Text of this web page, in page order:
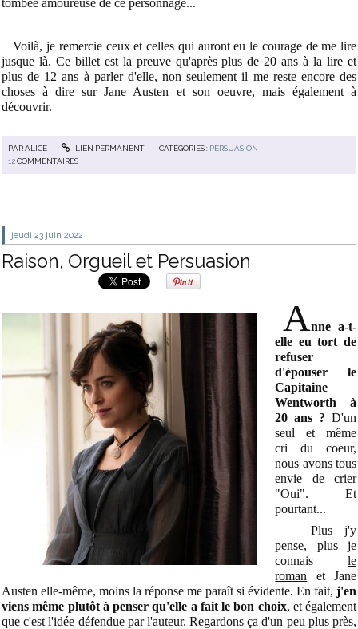
tombée amoureuse de ce personnage...
Voilà, je remercie ceux et celles qui auront eu le courage de me lire
jusque là. Ce billet est la preuve qu'après plus de 20 ans à la lire et
plus de 12 ans à parler d'elle, non seulement il me reste encore des
choses à dire sur Jane Austen et son oeuvre, mais également à
découvrir.
PARALICE LIEN PERMANENT CATÉGORIES : PERSUASION
12COMMENTAIRES
jeudi 23 juin 2022
Raison, Orgueil et Persuasion
Anne a-t-
elle eu tort de
refuser
d'épouser le
Capitaine
Wentworth à
20 ans ? D'un
seul et même
cri du coeur,
nous avons tous
envie de crier
"Oui". Et
pourtant...
Plus j'y
pense, plus je
connais le
roman et Jane
Austen elle-même, moins la réponse me paraît si évidente. En fait, j'en
viens même plutôt à penser qu'elle a fait le bon choix, et également
que c'est l'idée défendue par l'auteur. Regardons ça d'un peu plus près,